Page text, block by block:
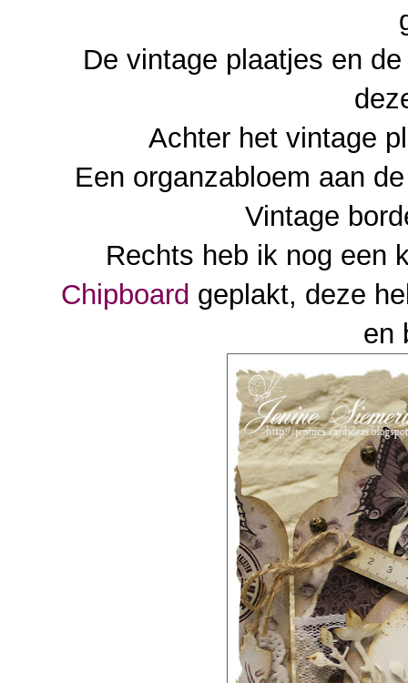
De vintage plaatjes en
Achter het vintage
Een organzabloem aan
Vintage
Rechts heb ik nog een
Chipboard geplakt, deze
en